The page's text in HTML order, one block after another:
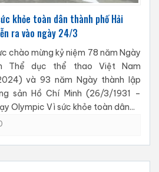
khỏe toàn dân thành phố Hải
ra vào ngày 24/3
chào mừng kỷ niệm 78 năm Ngày
Thể dục thể thao Việt Nam
và 93 năm Ngày thành lập
sản Hồ Chí Minh (26/3/1931 –
Olympic Vì sức khỏe toàn dân...